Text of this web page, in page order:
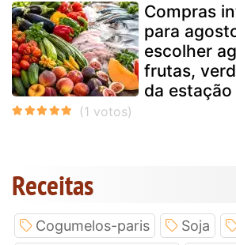
Compras
para
escolher
frutas,
da estação
Receitas
Cogumelos-paris Soja